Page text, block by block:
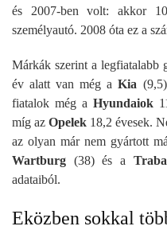
és 2007-ben volt: akkor
személyautó. 2008 óta ez a
Márkák szerint a legfiatalabb
év alatt van még aKia
fiatalok még a Hyundaiok
míg az Opelek 18,2 évesek.
az olyan már nem gyártott
Wartburg (38) és a
adataiból.
Eközben sokkal